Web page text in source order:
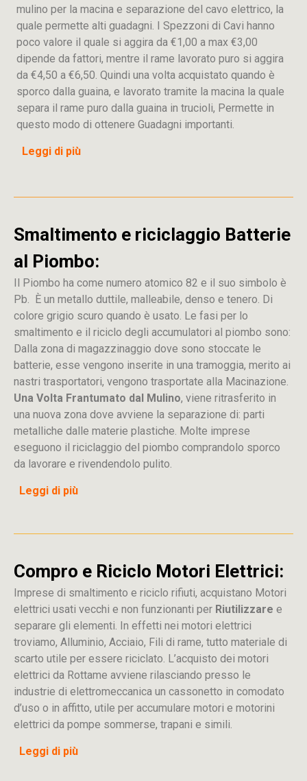
mulino per la macina e separazione del cavo elettrico, la
quale permette alti guadagni. I Spezzoni di Cavi hanno
poco valore il quale si aggira da €1,00 a max €3,00
dipende da fattori, mentre il rame lavorato puro si aggira
da €4,50 a €6,50. Quindi una volta acquistato quando è
sporco dalla guaina, e lavorato tramite la macina la quale
separa il rame puro dalla guaina in trucioli, Permette in
questo modo di ottenere Guadagni importanti.
Leggi di più
Smaltimento e riciclaggio Batterie
al Piombo:
Il Piombo ha come numero atomico 82 e il suo simbolo è
Pb. È un metallo duttile, malleabile, denso e tenero. Di
colore grigio scuro quando è usato. Le fasi per lo
smaltimento e il riciclo degli accumulatori al piombo sono:
Dalla zona di magazzinaggio dove sono stoccate le
batterie, esse vengono inserite in una tramoggia, merito ai
nastri trasportatori, vengono trasportate alla Macinazione.
Una Volta Frantumato dal Mulino, viene ritrasferito in
una nuova zona dove avviene la separazione di: parti
metalliche dalle materie plastiche. Molte imprese
eseguono il riciclaggio del piombo comprandolo sporco
da lavorare e rivendendolo pulito.
Leggi di più
Compro e Riciclo Motori Elettrici:
Imprese di smaltimento e riciclo rifiuti, acquistano Motori
elettrici usati vecchi e non funzionanti per Riutilizzare e
separare gli elementi. In effetti nei motori elettrici
troviamo, Alluminio, Acciaio, Fili di rame, tutto materiale di
scarto utile per essere riciclato. L’acquisto dei motori
elettrici da Rottame avviene rilasciando presso le
industrie di elettromeccanica un cassonetto in comodato
d’uso o in affitto, utile per accumulare motori e motorini
elettrici da pompe sommerse, trapani e simili.
Leggi di più